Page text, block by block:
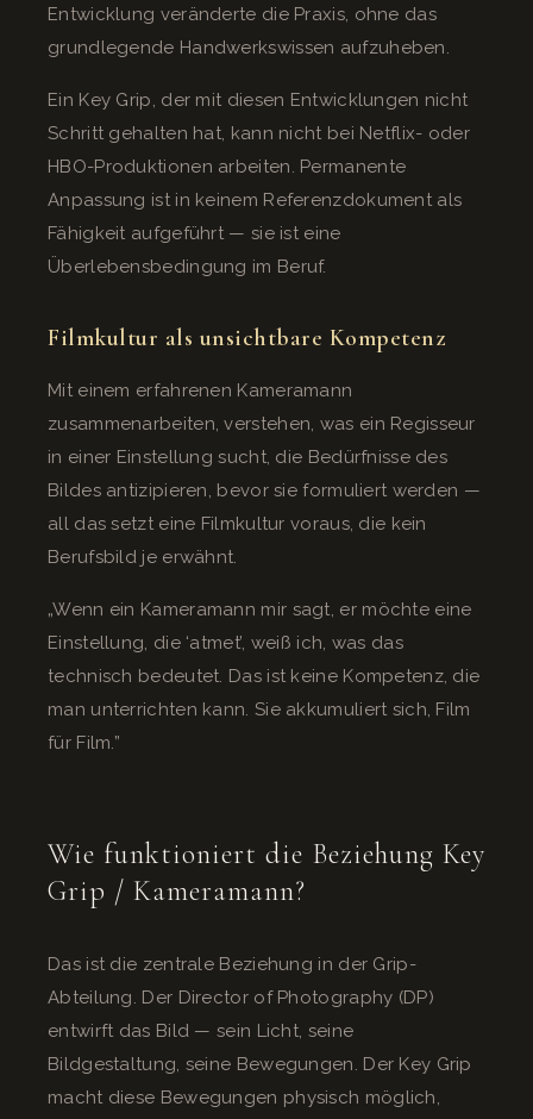
Entwicklung veränderte die Praxis, ohne das
grundlegende Handwerkswissen aufzuheben.
Ein Key Grip, der mit diesen Entwicklungen nicht
Schritt gehalten hat, kann nicht bei Netflix- oder
HBO-Produktionen arbeiten. Permanente
Anpassung ist in keinem Referenzdokument als
Fähigkeit aufgeführt — sie ist eine
Überlebensbedingung im Beruf.
Filmkultur als unsichtbare Kompetenz
Mit einem erfahrenen Kameramann
zusammenarbeiten, verstehen, was ein Regisseur
in einer Einstellung sucht, die Bedürfnisse des
Bildes antizipieren, bevor sie formuliert werden —
all das setzt eine Filmkultur voraus, die kein
Berufsbild je erwähnt.
„Wenn ein Kameramann mir sagt, er möchte eine
Einstellung, die ‘atmet’, weiß ich, was das
technisch bedeutet. Das ist keine Kompetenz, die
man unterrichten kann. Sie akkumuliert sich, Film
für Film.”
Wie funktioniert die Beziehung Key
Grip / Kameramann?
Das ist die zentrale Beziehung in der Grip-
Abteilung. Der Director of Photography (DP)
entwirft das Bild — sein Licht, seine
Bildgestaltung, seine Bewegungen. Der Key Grip
macht diese Bewegungen physisch möglich,